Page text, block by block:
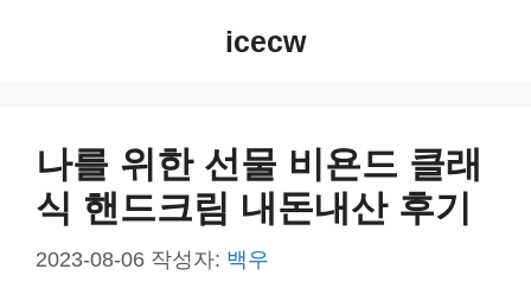
icecw
나를 위한 선물 비욘드 클래
식 핸드크림 내돈내산 후기
2023-08-06 작성자: 백우